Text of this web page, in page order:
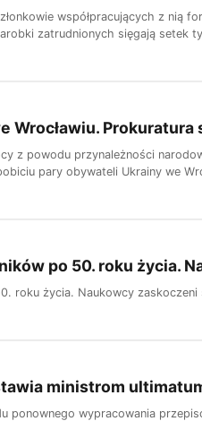
współpracujących z nią
zatrudnionych sięgają setek
Wrocławiu.
z powodu przynależności
pary obywateli Ukrainy we
po 50. roku życia.
roku życia. Naukowcy zaskoczeni
ministrom
ponownego wypracowania